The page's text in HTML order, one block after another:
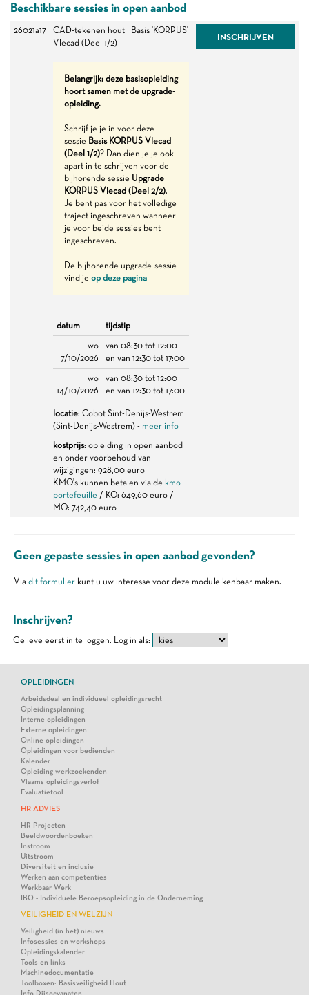
Beschikbare sessies in open aanbod
26021a17
CAD-tekenen hout | Basis 'KORPUS'
Vlecad (Deel 1/2)
Belangrijk: deze basisopleiding
hoort samen met de upgrade-
opleiding.
Schrijf je je in voor deze
sessie Basis KORPUS Vlecad
(Deel 1/2)? Dan dien je je ook
apart in te schrijven voor de
bijhorende sessie Upgrade
KORPUS Vlecad (Deel 2/2).
Je bent pas voor het volledige
traject ingeschreven wanneer
je voor beide sessies bent
ingeschreven.
De bijhorende upgrade-sessie
vind je op deze pagina
INSCHRIJVEN
datum
tijdstip
wo
7/10/2026
van 08:30 tot 12:00
en van 12:30 tot 17:00
wo
14/10/2026
van 08:30 tot 12:00
en van 12:30 tot 17:00
locatie: Cobot Sint-Denijs-Westrem
(Sint-Denijs-Westrem) - meer info
kostprijs: opleiding in open aanbod
en onder voorbehoud van
wijzigingen: 928,00 euro
KMO's kunnen betalen via de kmo-
portefeuille / KO: 649,60 euro /
MO: 742,40 euro
Geen gepaste sessies in open aanbod gevonden?
Via dit formulier kunt u uw interesse voor deze module kenbaar maken.
Inschrijven?
Gelieve eerst in te loggen. Log in als:
OPLEIDINGEN
Arbeidsdeal en individueel opleidingsrecht
Opleidingsplanning
Interne opleidingen
Externe opleidingen
Online opleidingen
Opleidingen voor bedienden
Kalender
Opleiding werkzoekenden
Vlaams opleidingsverlof
Evaluatietool
HR ADVIES
HR Projecten
Beeldwoordenboeken
Instroom
Uitstroom
Diversiteit en inclusie
Werken aan competenties
Werkbaar Werk
IBO - Individuele Beroepsopleiding in de Onderneming
VEILIGHEID EN WELZIJN
Veiligheid (in het) nieuws
Infosessies en workshops
Opleidingskalender
Tools en links
Machinedocumentatie
Toolboxen: Basisveiligheid Hout